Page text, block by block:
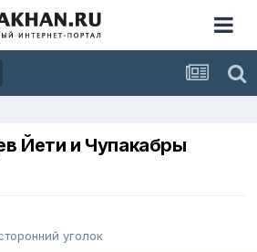
Йети и Чупакабры
уголок